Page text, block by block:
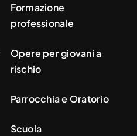
Formazione
professionale
Opere per giovani a
rischio
Parrocchia e Oratorio
Scuola